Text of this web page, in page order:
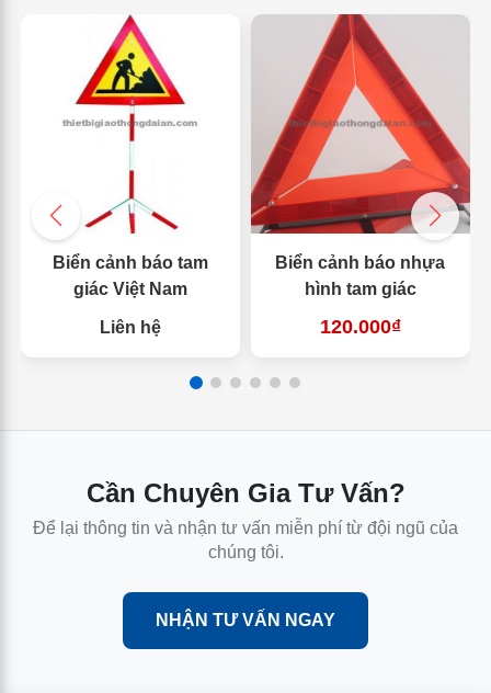
Biển cảnh báo tam
giác Việt Nam
Liên hệ
Biển cảnh báo nhựa
hình tam giác
120.000₫
Cần Chuyên Gia Tư Vấn?
Để lại thông tin và nhận tư vấn miễn phí từ đội ngũ của
chúng tôi.
NHẬN TƯ VẤN NGAY